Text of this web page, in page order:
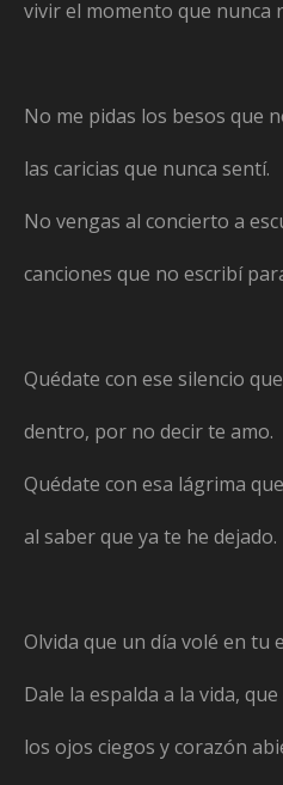
vivir el momento que nunca
No me pidas los besos que
las caricias que nunca sentí.
No vengas al concierto a
canciones que no escribí
Quédate con ese silencio
dentro, por no decir te amo.
Quédate con esa lágrima
al saber que ya te he dejado.
Olvida que un día volé en tu
Dale la espalda a la vida, que
los ojos ciegos y corazón